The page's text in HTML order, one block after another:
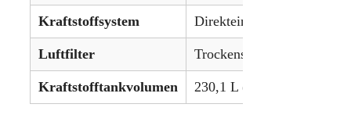
Kraftstoffsystem Direkteinspritzung
Luftfilter Trockensystem
Kraftstofftankvolumen 230,1 L (60,8 gal)